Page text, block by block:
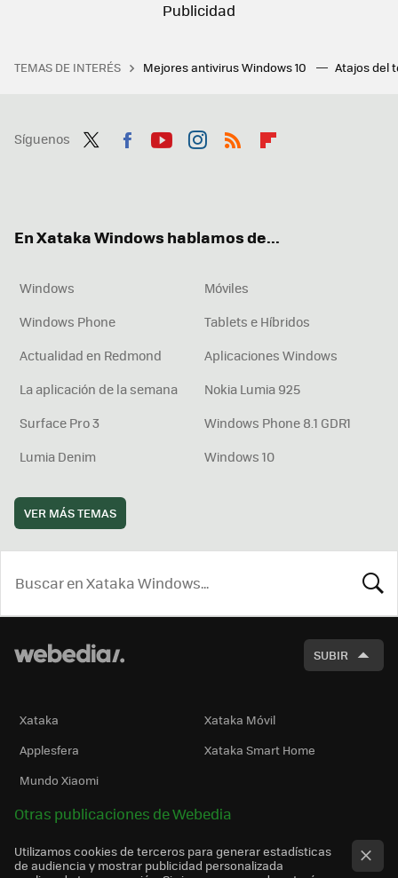
TEMAS DE INTERÉS Mejores antivirus Windows 10 Atajos del
Síguenos
En Xataka Windows hablamos de...
Windows
Móviles
Windows Phone
Tablets e Híbridos
Actualidad en Redmond
Aplicaciones Windows
La aplicación de la semana
Nokia Lumia 925
Surface Pro 3
Windows Phone 8.1 GDR1
Lumia Denim
Windows 10
VER MÁS TEMAS
SUBIR
Xataka
Xataka Móvil
Applesfera
Xataka Smart Home
Mundo Xiaomi
Otras publicaciones de Webedia
Utilizamos cookies de terceros para generar estadísticas
de audiencia y mostrar publicidad personalizada